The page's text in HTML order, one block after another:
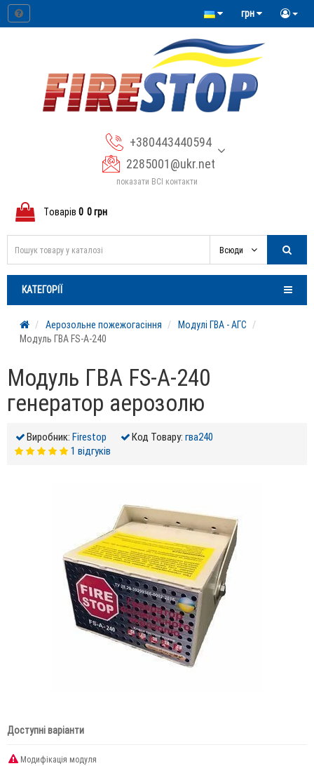
грн
+380443440594
2285001@ukr.net
показати ВСІ контакти
Tоварів 0 0 грн
Всюди
КАТЕГОРІЇ
Аерозольне пожежогасіння
Модулі ГВА - АГС
Модуль ГВА FS-A-240
Модуль ГВА FS-A-240
генератор аерозолю
Виробник: Firestop Код Товару: гва240
1 відгуків
Доступні варіанти
Модифікація модуля